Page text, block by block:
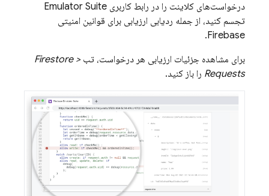
درخواست‌های کلاینت را در رابط کاربری Emulator Suite
تجسم کنید، از جمله ردیابی ارزیابی برای قوانین امنیتی
Firebase.
برای مشاهده جزئیات ارزیابی هر درخواست، تبFirestore >
Requests را باز کنید.